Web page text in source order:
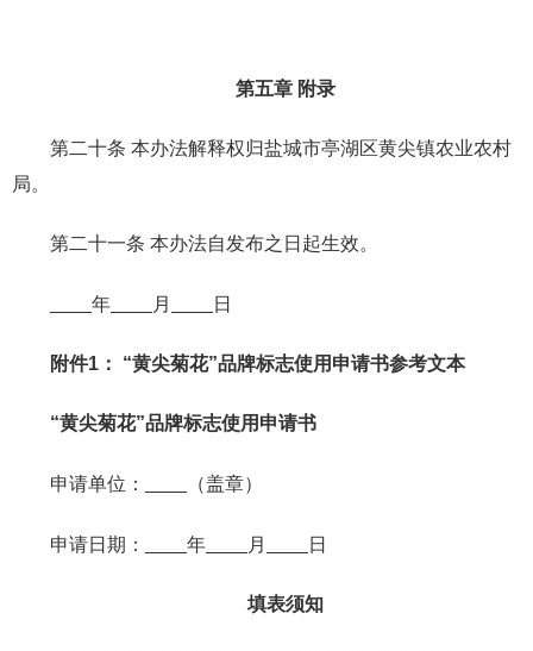
第五章 附录
第二十条 本办法解释权归盐城市亭湖区黄尖镇农业农村
局。
第二十一条 本办法自发布之日起生效。
年 月 日
附件1： “黄尖菊花”品牌标志使用申请书参考文本
“黄尖菊花”品牌标志使用申请书
申请单位： （盖章）
申请日期： 年 月 日
填表须知